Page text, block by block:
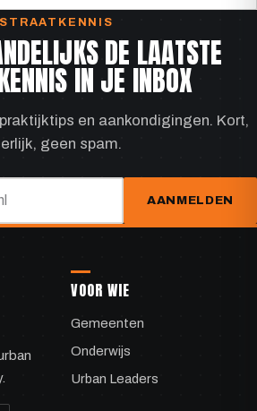
STRAATKENNIS
DE LAATSTE
IN JE INBOX
en aankondigingen. Kort,
geen spam.
AANMELDEN
VOOR WIE
Gemeenten
Onderwijs
Urban Leaders